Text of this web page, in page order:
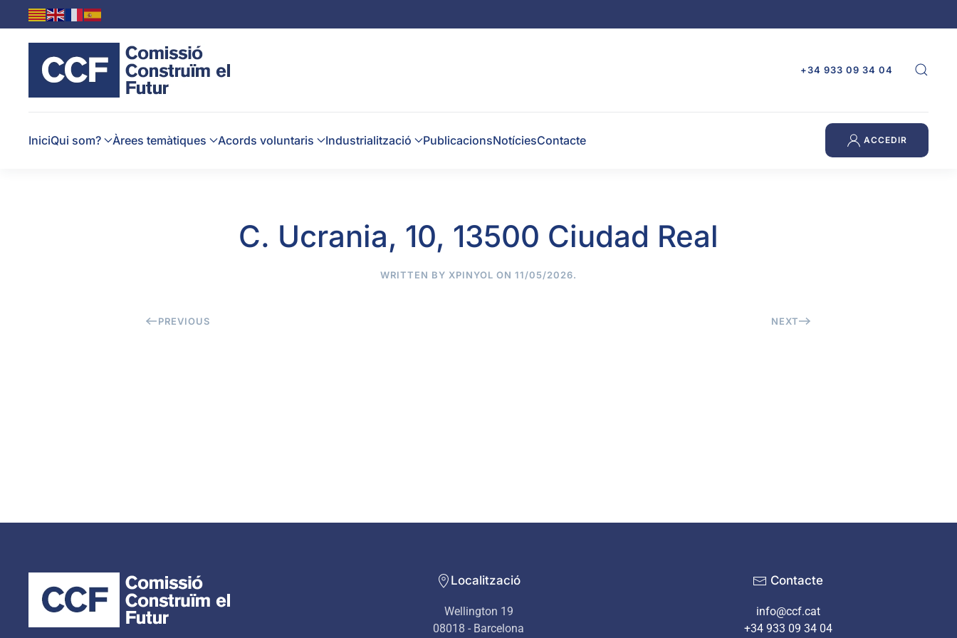
Skip to main content
+34 933 09 34 04
IniciQui som? Àrees temàtiques Acords voluntaris Industrialització PublicacionsNotíciesContacte ACCEDIR
C. Ucrania, 10, 13500 Ciudad Real
WRITTEN BY XPINYOL ON 11/05/2026.
PREVIOUS NEXT
Localització
Wellington 19
08018 - Barcelona
Contacte
info@ccf.cat
+34 933 09 34 04